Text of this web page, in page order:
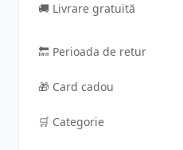
🚚 Livrare gratuită
🔙 Perioada de retur
🎁 Card cadou
🛒️ Categorie